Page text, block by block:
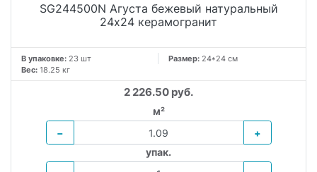
SG244500N Агуста бежевый натуральный
24х24 керамогранит
В упаковке: 23 шт Размер: 24*24 см
Вес: 18.25 кг
2 226.50 руб.
м²
−
+
упак.